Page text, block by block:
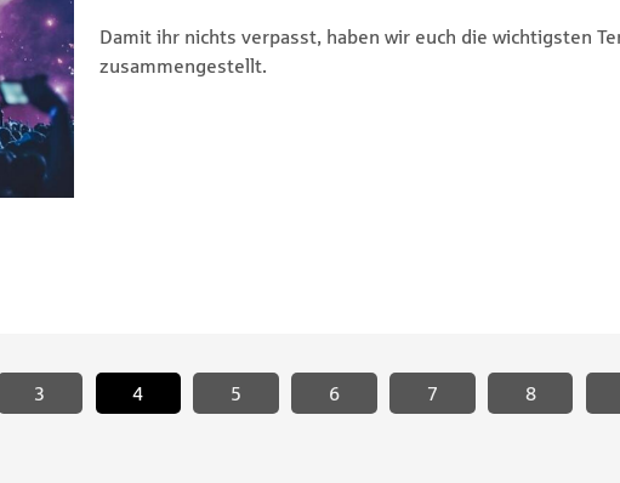
Damit ihr nichts verpasst, haben wir euch die wichtigsten
zusammengestellt.
3 4 5 6 7 8